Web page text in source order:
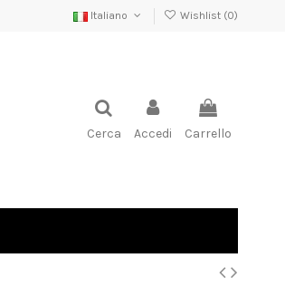
Italiano Wishlist (0)
Cerca Accedi Carrello